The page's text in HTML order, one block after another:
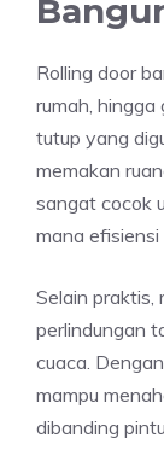
Rolling door
rumah,
tutup yang
memakan
sangat cocok
mana
Selain praktis,
perlindungan
cuaca.
mampu
dibanding